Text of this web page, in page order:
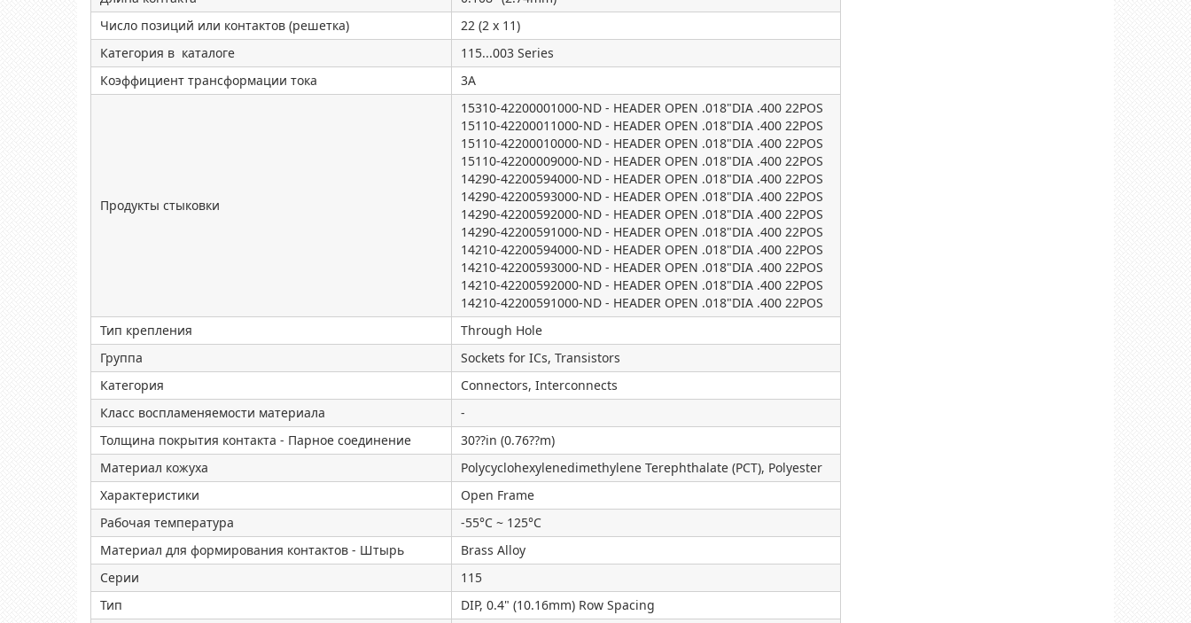
Число позиций или контактов (решетка)
22 (2 x 11)
Категория в каталоге
115...003 Series
Коэффициент трансформации тока
3A
Продукты стыковки
15310-42200001000-ND - HEADER OPEN .018"DIA .400 22POS
15110-42200011000-ND - HEADER OPEN .018"DIA .400 22POS
15110-42200010000-ND - HEADER OPEN .018"DIA .400 22POS
15110-42200009000-ND - HEADER OPEN .018"DIA .400 22POS
14290-42200594000-ND - HEADER OPEN .018"DIA .400 22POS
14290-42200593000-ND - HEADER OPEN .018"DIA .400 22POS
14290-42200592000-ND - HEADER OPEN .018"DIA .400 22POS
14290-42200591000-ND - HEADER OPEN .018"DIA .400 22POS
14210-42200594000-ND - HEADER OPEN .018"DIA .400 22POS
14210-42200593000-ND - HEADER OPEN .018"DIA .400 22POS
14210-42200592000-ND - HEADER OPEN .018"DIA .400 22POS
14210-42200591000-ND - HEADER OPEN .018"DIA .400 22POS
Тип крепления
Through Hole
Группа
Sockets for ICs, Transistors
Категория
Connectors, Interconnects
Класс воспламеняемости материала
-
Толщина покрытия контакта - Парное соединение
30??in (0.76??m)
Материал кожуха
Polycyclohexylenedimethylene Terephthalate (PCT), Polyester
Характеристики
Open Frame
Рабочая температура
-55°C ~ 125°C
Материал для формирования контактов - Штырь
Brass Alloy
Серии
115
Тип
DIP, 0.4" (10.16mm) Row Spacing